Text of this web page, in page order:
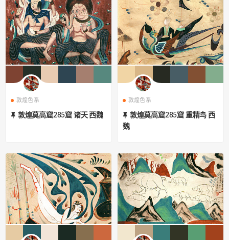
敦煌色系
敦煌莫高窟285窟 诸天 西魏
敦煌色系
敦煌莫高窟285窟 重精鸟 西
魏